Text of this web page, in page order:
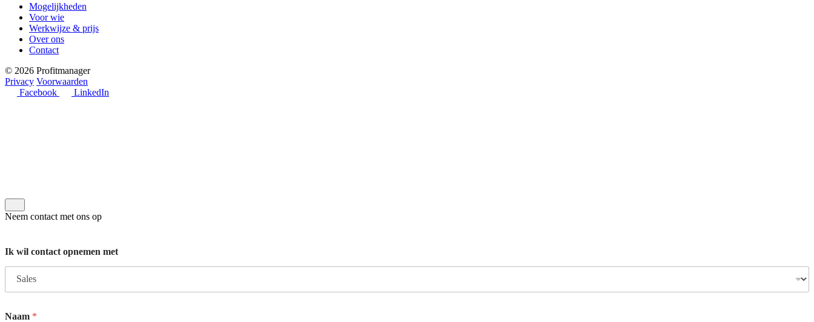
Mogelijkheden
Voor wie
Werkwijze & prijs
Over ons
Contact
© 2026 Profitmanager
Privacy Voorwaarden
Facebook
LinkedIn
Neem contact met ons op
Ik wil contact opnemen met
Naam *